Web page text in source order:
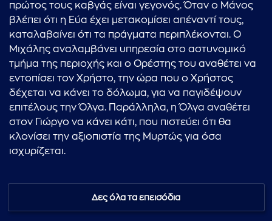
πρώτος τους καβγάς είναι γεγονός. Όταν ο Μάνος
βλέπει ότι η Εύα έχει μετακομίσει απέναντί τους,
καταλαβαίνει ότι τα πράγματα περιπλέκονται. Ο
Μιχάλης αναλαμβάνει υπηρεσία στο αστυνομικό
τμήμα της περιοχής και ο Ορέστης του αναθέτει να
εντοπίσει τον Χρήστο, την ώρα που ο Χρήστος
δέχεται να κάνει το δόλωμα, για να παγιδέψουν
επιτέλους την Όλγα. Παράλληλα, η Όλγα αναθέτει
στον Γιώργο να κάνει κάτι, που πιστεύει ότι θα
κλονίσει την αξιοπιστία της Μυρτώς για όσα
ισχυρίζεται.
Δες όλα τα επεισόδια